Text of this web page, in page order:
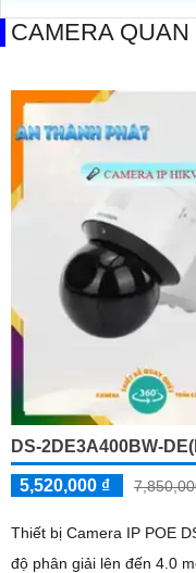
CAMERA
DS-2DE3A400BW-
5,520,000 ₫
Thiết bị Camera IP POE
độ phân giải lên đến 4.0